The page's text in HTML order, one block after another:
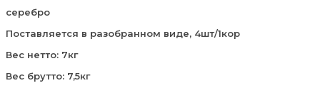
серебро
Поставляется в разобранном виде, 4шт/1кор
Вес нетто: 7кг
Вес брутто: 7,5кг